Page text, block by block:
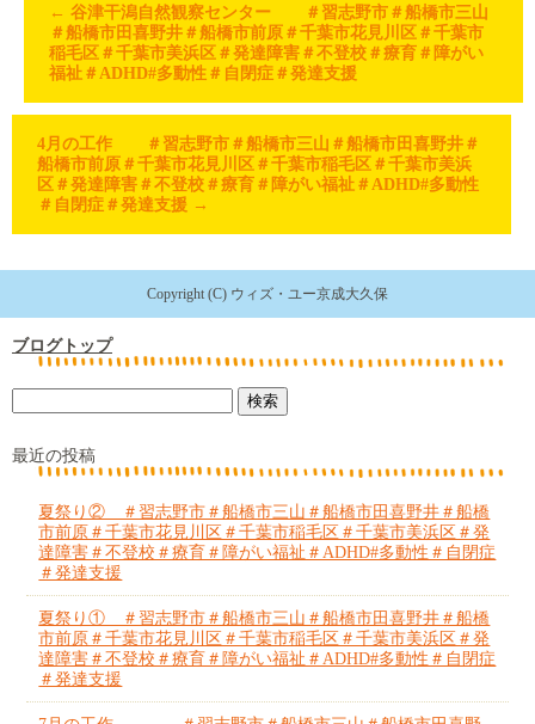
← 谷津干潟自然観察センター ＃習志野市＃船橋市三山
＃船橋市田喜野井＃船橋市前原＃千葉市花見川区＃千葉市
稲毛区＃千葉市美浜区＃発達障害＃不登校＃療育＃障がい
福祉＃ADHD#多動性＃自閉症＃発達支援
4月の工作 ＃習志野市＃船橋市三山＃船橋市田喜野井＃
船橋市前原＃千葉市花見川区＃千葉市稲毛区＃千葉市美浜
区＃発達障害＃不登校＃療育＃障がい福祉＃ADHD#多動性
＃自閉症＃発達支援 →
Copyright (C) ウィズ・ユー京成大久保
ブログトップ
最近の投稿
夏祭り② ＃習志野市＃船橋市三山＃船橋市田喜野井＃船橋
市前原＃千葉市花見川区＃千葉市稲毛区＃千葉市美浜区＃発
達障害＃不登校＃療育＃障がい福祉＃ADHD#多動性＃自閉症
＃発達支援
夏祭り① ＃習志野市＃船橋市三山＃船橋市田喜野井＃船橋
市前原＃千葉市花見川区＃千葉市稲毛区＃千葉市美浜区＃発
達障害＃不登校＃療育＃障がい福祉＃ADHD#多動性＃自閉症
＃発達支援